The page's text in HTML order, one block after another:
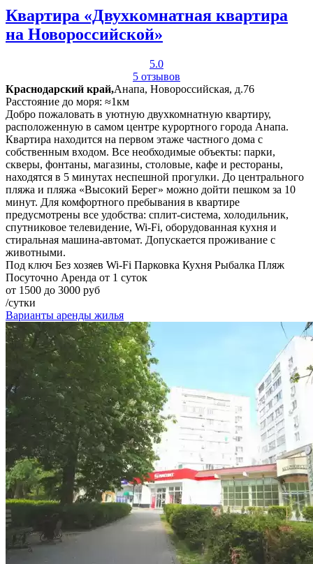
Квартира «Двухкомнатная квартира
на Новороссийской»
5.0
5 отзывов
Краснодарский край,Анапа, Новороссийская, д.76
Расстояние до моря: ≈1км
Добро пожаловать в уютную двухкомнатную квартиру,
расположенную в самом центре курортного города Анапа.
Квартира находится на первом этаже частного дома с
собственным входом. Все необходимые объекты: парки,
скверы, фонтаны, магазины, столовые, кафе и рестораны,
находятся в 5 минутах неспешной прогулки. До центрального
пляжа и пляжа «Высокий Берег» можно дойти пешком за 10
минут. Для комфортного пребывания в квартире
предусмотрены все удобства: сплит-система, холодильник,
спутниковое телевидение, Wi-Fi, оборудованная кухня и
стиральная машина-автомат. Допускается проживание с
животными.
Под ключ Без хозяев Wi-Fi Парковка Кухня Рыбалка Пляж
Посуточно Аренда от 1 суток
от 1500 до 3000 руб
/сутки
Варианты аренды жилья